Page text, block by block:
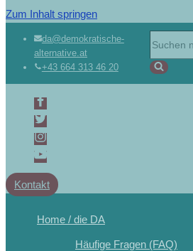
Zum Inhalt springen
da@demokratische-
alternative.at
+43 664 313 46 20
Kontakt
Home / die DA
Häufige Fragen (FAQ)